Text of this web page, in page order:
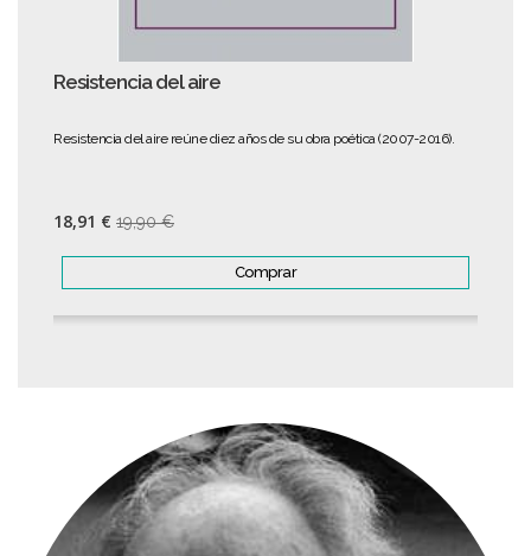
Resistencia del aire
Resistencia del aire reúne diez años de su obra poética (2007-2016).
18,91 € 19,90 €
Comprar